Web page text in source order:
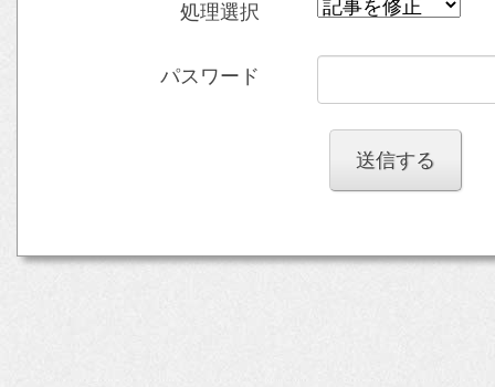
処理選択
パスワード